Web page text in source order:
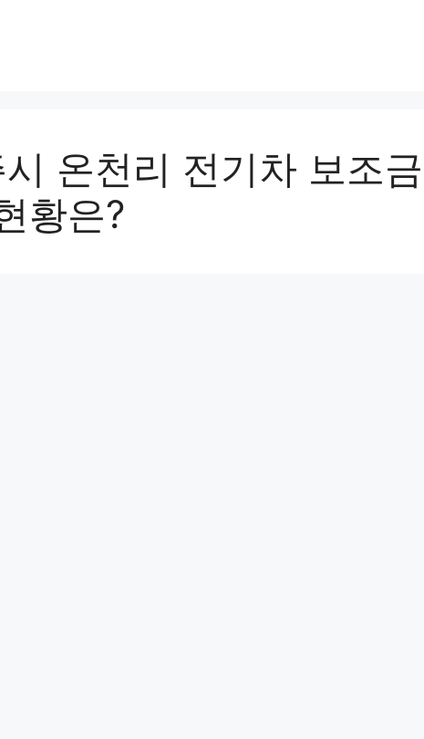
온천리 전기차 보조금
황은?